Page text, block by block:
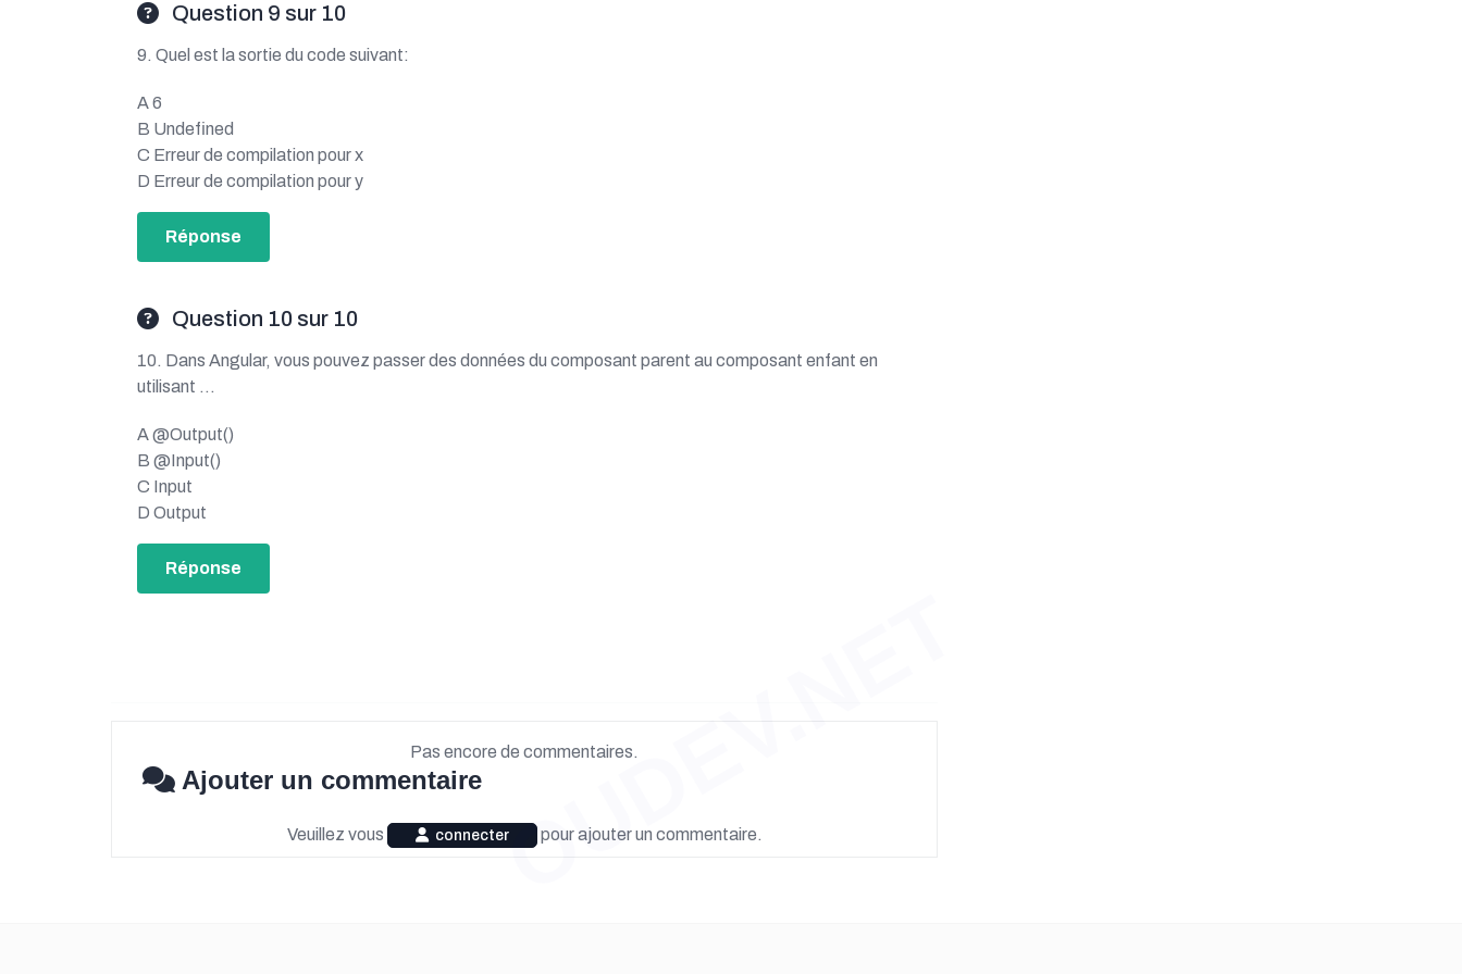
Question 9 sur 10
9. Quel est la sortie du code suivant:
A 6
B Undefined
C Erreur de compilation pour x
D Erreur de compilation pour y
Réponse
Question 10 sur 10
10. Dans Angular, vous pouvez passer des données du composant parent au composant enfant en
utilisant …
A @Output()
B @Input()
C Input
D Output
Réponse
Pas encore de commentaires.
Ajouter un commentaire
Veuillez vous connecter pour ajouter un commentaire.
OUDEV.NET